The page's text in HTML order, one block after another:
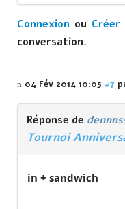
Connexion ou Créer
conversation.
04 Fév 2014 10:05 #7
Réponse de
Tournoi
in + sandwich